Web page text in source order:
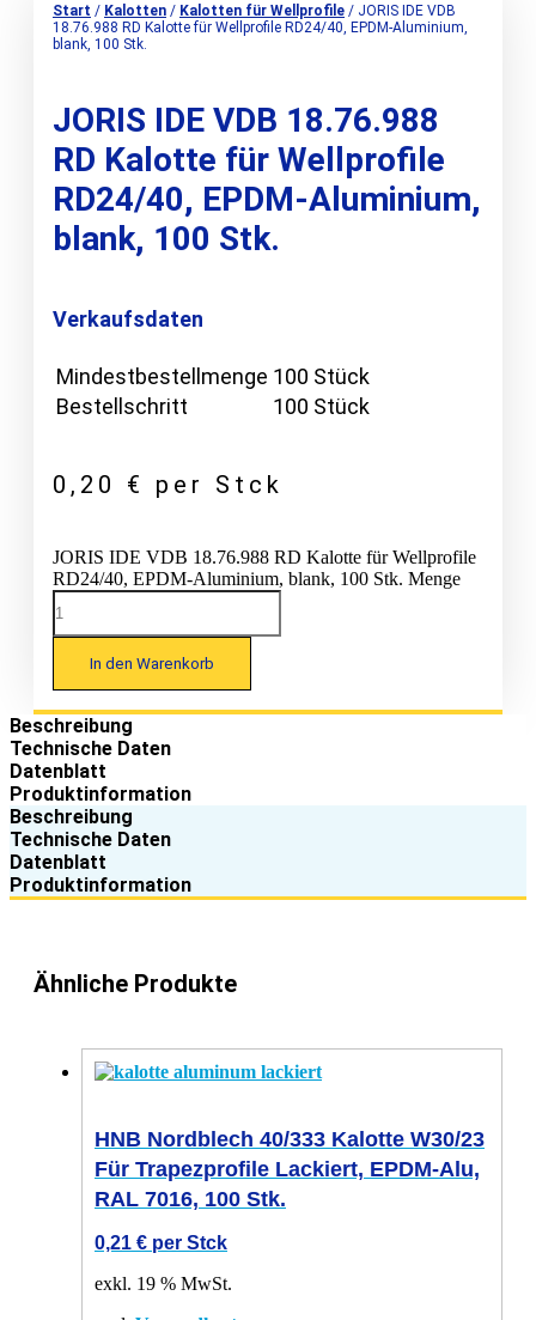
Start / Kalotten / Kalotten für Wellprofile / JORIS IDE VDB
18.76.988 RD Kalotte für Wellprofile RD24/40, EPDM-Aluminium,
blank, 100 Stk.
JORIS IDE VDB 18.76.988
RD Kalotte für Wellprofile
RD24/40, EPDM-Aluminium,
blank, 100 Stk.
Verkaufsdaten
Mindestbestellmenge 100 Stück
Bestellschritt
100 Stück
0,20 € per Stck
JORIS IDE VDB 18.76.988 RD Kalotte für Wellprofile
RD24/40, EPDM-Aluminium, blank, 100 Stk. Menge
In den Warenkorb
Beschreibung
Technische Daten
Datenblatt
Produktinformation
Beschreibung
Technische Daten
Datenblatt
Produktinformation
Ähnliche Produkte
HNB Nordblech 40/333 Kalotte W30/23
Für Trapezprofile Lackiert, EPDM-Alu,
RAL 7016, 100 Stk.
0,21 € per Stck
exkl. 19 % MwSt.